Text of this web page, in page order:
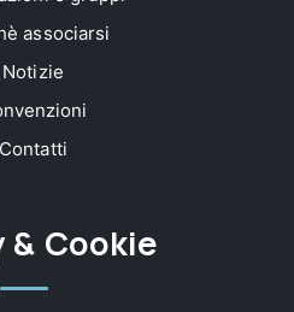
associarsi
Notizie
Contatti
& Cookie